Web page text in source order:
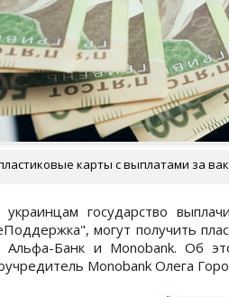
карты с выплатами за
государство
могут получить
Банк и Monobank. Об
Monobank Олега